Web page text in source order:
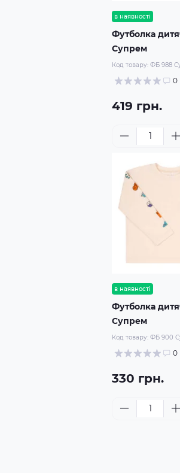
в наявності
Футболка
Супрем
Код товару: ФБ 988
0
419 грн.
в наявності
Футболка
Супрем
Код товару: ФБ 900
0
330 грн.